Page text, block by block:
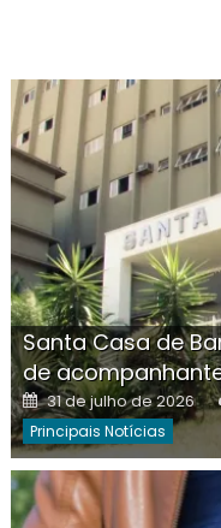
Santa Casa de
de
Posted
on
31 de julho de 2026
Principais Notícias